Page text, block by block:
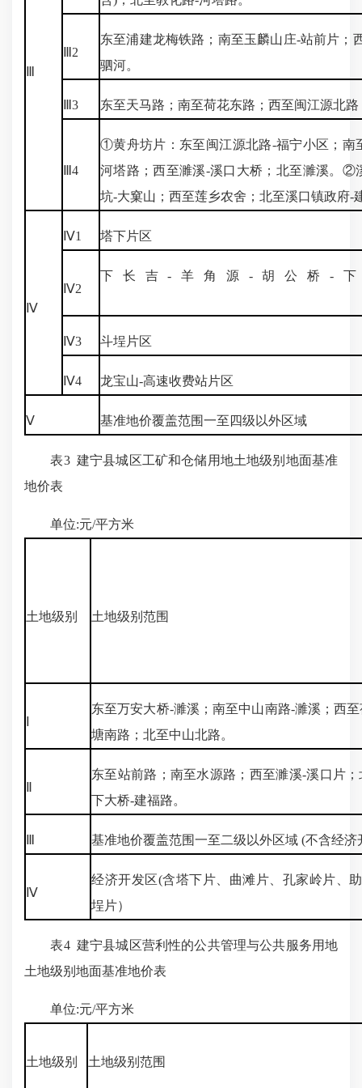
Ⅲ2
东至浦建龙梅铁路；南至玉麟山庄-站前片；
驷河。
Ⅲ3 东至天马路；南至荷花东路；西至闽江源北
Ⅲ4
①黄舟坊片：东至闽江源北路-福宁小区；南
河塔路；西至濉溪-溪口大桥；北至濉溪。②
坑-大窠山；西至莲乡农舍；北至溪口镇政府-
Ⅳ
Ⅳ1 塔下片区
Ⅳ2
下长吉-羊角源-胡公桥-
Ⅳ3 斗埕片区
Ⅳ4 龙宝山-高速收费站片区
Ⅴ 基准地价覆盖范围一至四级以外区域
表3 建宁县城区工矿和仓储用地土地级别地面基准
地价表
单位:元/平方米
土地级别 土地级别范围
东至万安大桥-濉溪；南至中山南路-濉溪；西
塘南路；北至中山北路。
东至站前路；南至水源路；西至濉溪-溪口片
下大桥-建福路。
基准地价覆盖范围一至二级以外区域 (不含经济
Ⅳ
经济开发区(含塔下片、曲滩片、孔家岭片、
埕片）
表4 建宁县城区营利性的公共管理与公共服务用地
土地级别地面基准地价表
单位:元/平方米
土地级别 土地级别范围